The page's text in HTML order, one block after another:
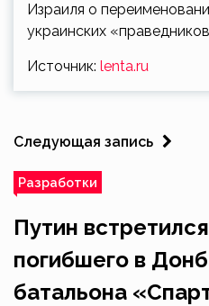
Израиля о
украинских
Источник: lenta.ru
Следующая запись
Разработки
Путин
погибшего в
батальона